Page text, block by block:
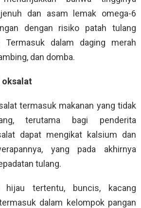
dan asam lemak omega-6
dengan risiko patah tulang
dalam daging merah
dan domba.
oksalat
termasuk makanan yang tidak
terutama bagi penderita
dapat mengikat kalsium dan
yang pada akhirnya
tulang.
hijau tertentu, buncis, kacang
dalam kelompok pangan